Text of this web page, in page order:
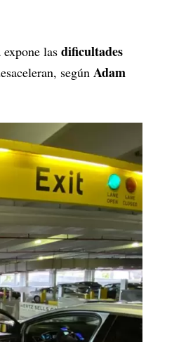
las dificultades
según Adam